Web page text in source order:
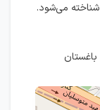
می‌شود.